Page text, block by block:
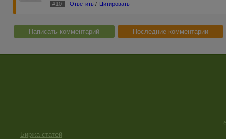
#10 Ответить / Цитировать
Написать комментарий Последние комментарии
Биржа статей